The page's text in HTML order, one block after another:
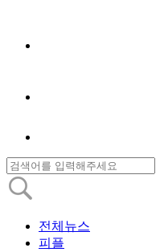
전체뉴스
피플